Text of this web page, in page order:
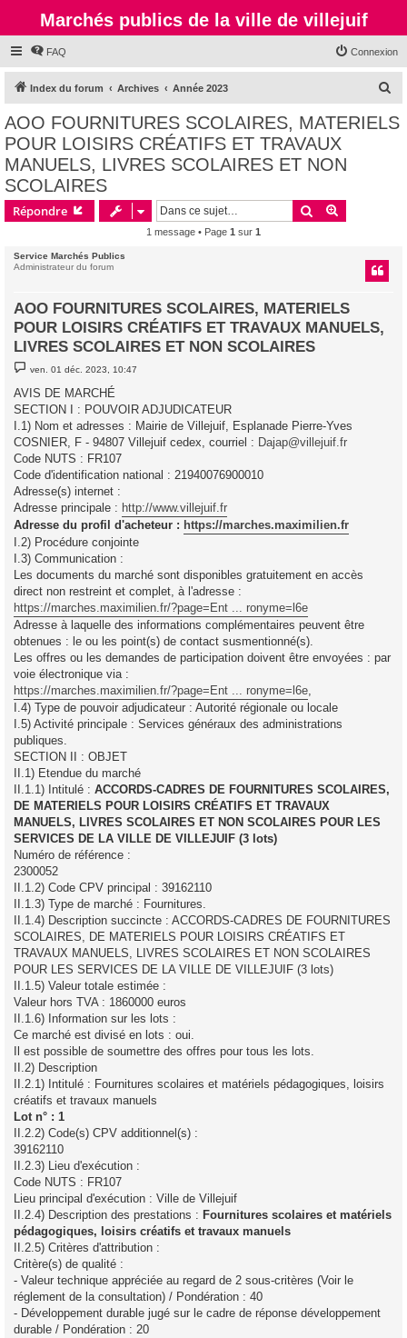
Marchés publics de la ville de villejuif
FAQ Connexion
Index du forum Archives Année 2023
c
AOO FOURNITURES SCOLAIRES, MATERIELS
POUR LOISIRS CRÉATIFS ET TRAVAUX
MANUELS, LIVRES SCOLAIRES ET NON
SCOLAIRES
Répondre Rechercher
1 message • Page 1 sur 1
Service Marchés Publics
Administrateur du forum
AOO FOURNITURES SCOLAIRES, MATERIELS
POUR LOISIRS CRÉATIFS ET TRAVAUX MANUELS,
LIVRES SCOLAIRES ET NON SCOLAIRES
e
s
s
a
g
e
ven. 01 déc. 2023, 10:47
AVIS DE MARCHÉ
SECTION I : POUVOIR ADJUDICATEUR
I.1) Nom et adresses : Mairie de Villejuif, Esplanade Pierre-Yves
COSNIER, F - 94807 Villejuif cedex, courriel : Dajap@villejuif.fr
Code NUTS : FR107
Code d'identification national : 21940076900010
Adresse(s) internet :
Adresse principale : http://www.villejuif.fr
Adresse du profil d'acheteur : https://marches.maximilien.fr
I.2) Procédure conjointe
I.3) Communication :
Les documents du marché sont disponibles gratuitement en accès
direct non restreint et complet, à l'adresse :
https://marches.maximilien.fr/?page=Ent ... ronyme=l6e
Adresse à laquelle des informations complémentaires peuvent être
obtenues : le ou les point(s) de contact susmentionné(s).
Les offres ou les demandes de participation doivent être envoyées : par
voie électronique via :
https://marches.maximilien.fr/?page=Ent ... ronyme=l6e,
I.4) Type de pouvoir adjudicateur : Autorité régionale ou locale
I.5) Activité principale : Services généraux des administrations
publiques.
SECTION II : OBJET
II.1) Etendue du marché
II.1.1) Intitulé : ACCORDS-CADRES DE FOURNITURES SCOLAIRES,
DE MATERIELS POUR LOISIRS CRÉATIFS ET TRAVAUX
MANUELS, LIVRES SCOLAIRES ET NON SCOLAIRES POUR LES
SERVICES DE LA VILLE DE VILLEJUIF (3 lots)
Numéro de référence :
2300052
II.1.2) Code CPV principal : 39162110
II.1.3) Type de marché : Fournitures.
II.1.4) Description succincte : ACCORDS-CADRES DE FOURNITURES
SCOLAIRES, DE MATERIELS POUR LOISIRS CRÉATIFS ET
TRAVAUX MANUELS, LIVRES SCOLAIRES ET NON SCOLAIRES
POUR LES SERVICES DE LA VILLE DE VILLEJUIF (3 lots)
II.1.5) Valeur totale estimée :
Valeur hors TVA : 1860000 euros
II.1.6) Information sur les lots :
Ce marché est divisé en lots : oui.
Il est possible de soumettre des offres pour tous les lots.
II.2) Description
II.2.1) Intitulé : Fournitures scolaires et matériels pédagogiques, loisirs
créatifs et travaux manuels
Lot n° : 1
II.2.2) Code(s) CPV additionnel(s) :
39162110
II.2.3) Lieu d'exécution :
Code NUTS : FR107
Lieu principal d'exécution : Ville de Villejuif
II.2.4) Description des prestations : Fournitures scolaires et matériels
pédagogiques, loisirs créatifs et travaux manuels
II.2.5) Critères d'attribution :
Critère(s) de qualité :
- Valeur technique appréciée au regard de 2 sous-critères (Voir le
réglement de la consultation) / Pondération : 40
- Développement durable jugé sur le cadre de réponse développement
durable / Pondération : 20